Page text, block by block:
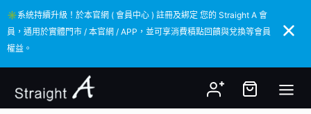
✳️系統持續升級！於本官網 ( 會員中心 ) 註冊及綁定 您的 Straight A 會
員，通用於實體門市 / 本官網 / APP，並可享消費積點回饋與兌換等會員
權益。
✳️系統持續升級！於本官網 ( 會員中心 ) 註冊及綁定 您的 Straight A 會
員，通用於實體門市 / 本官網 / APP，並可享消費積點回饋與兌換等會員
權益。